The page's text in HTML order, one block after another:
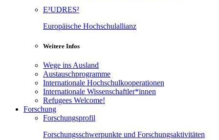
E³UDRES²
Europäische Hochschulallianz
Weitere Infos
Wege ins Ausland
Austauschprogramme
Internationale Hochschulkooperationen
Internationale Wissenschaftler*innen
Refugees Welcome!
Forschung
Forschungsprofil
Forschungsschwerpunkte und Forschungsaktivitäten